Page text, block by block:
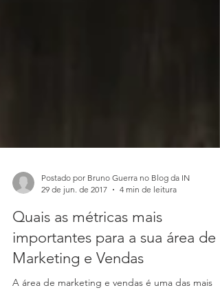
29 de jun. de 2017
4 min de leitura
Quais as métricas mais
importantes para a sua área de
Marketing e Vendas